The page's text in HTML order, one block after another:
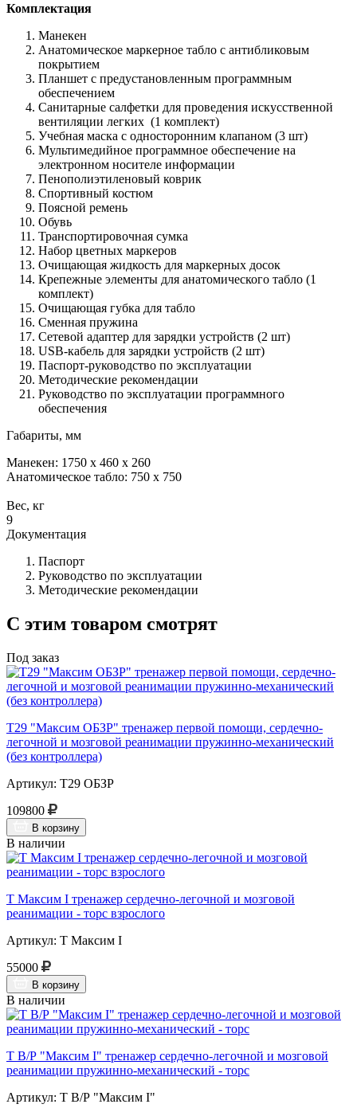
Комплектация
Манекен
Анатомическое маркерное табло с антибликовым
покрытием
Планшет с предустановленным программным
обеспечением
Санитарные салфетки для проведения искусственной
вентиляции легких (1 комплект)
Учебная маска с односторонним клапаном (3 шт)
Мультимедийное программное обеспечение на
электронном носителе информации
Пенополиэтиленовый коврик
Спортивный костюм
Поясной ремень
Обувь
Транспортировочная сумка
Набор цветных маркеров
Очищающая жидкость для маркерных досок
Крепежные элементы для анатомического табло (1
комплект)
Очищающая губка для табло
Сменная пружина
Сетевой адаптер для зарядки устройств (2 шт)
USB-кабель для зарядки устройств (2 шт)
Паспорт-руководство по эксплуатации
Методические рекомендации
Руководство по эксплуатации программного
обеспечения
Габариты, мм
Манекен: 1750 х 460 х 260
Анатомическое табло: 750 х 750
Вес, кг
9
Документация
Паспорт
Руководство по эксплуатации
Методические рекомендации
С этим товаром смотрят
Под заказ
Т29 "Максим ОБЗР" тренажер первой помощи, сердечно-
легочной и мозговой реанимации пружинно-механический
(без контроллера)
Артикул: Т29 ОБЗР
109800
В корзину
В наличии
Т Максим I тренажер сердечно-легочной и мозговой
реанимации - торс взрослого
Артикул: Т Максим I
55000
В корзину
В наличии
Т В/Р "Максим I" тренажер сердечно-легочной и мозговой
реанимации пружинно-механический - торс
Артикул: Т В/Р "Максим I"